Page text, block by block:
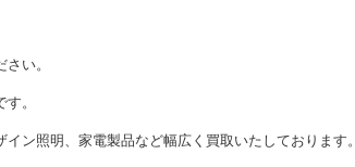
い。
。
ン照明、家電製品など幅広く買取いたしております。